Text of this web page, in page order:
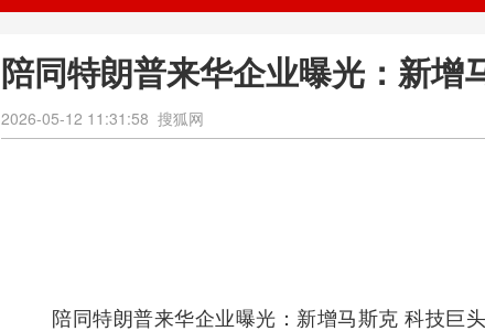
陪同特朗普来华企业曝光：新增
2026-05-12 11:31:58 搜狐网
陪同特朗普来华企业曝光：新增马斯克 科技巨